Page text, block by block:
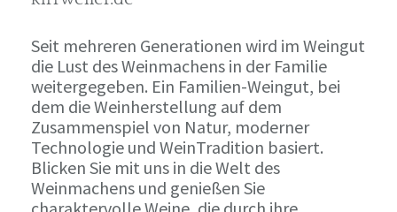
Seit mehreren Generationen wird im Weingut
die Lust des Weinmachens in der Familie
weitergegeben. Ein Familien-Weingut, bei
dem die Weinherstellung auf dem
Zusammenspiel von Natur, moderner
Technologie und WeinTradition basiert.
Blicken Sie mit uns in die Welt des
Weinmachens und genießen Sie